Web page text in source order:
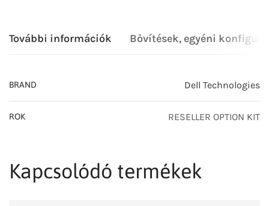
További információk Bővítések, egyéni
BRAND Dell Technologies
ROK RESELLER OPTION KIT
Kapcsolódó termékek